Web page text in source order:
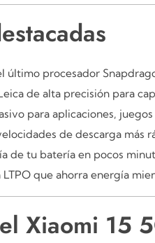
último procesador
de alta precisión para
para aplicaciones,
de descarga más
de tu batería en pocos
que ahorra energía
Xiaomi 15